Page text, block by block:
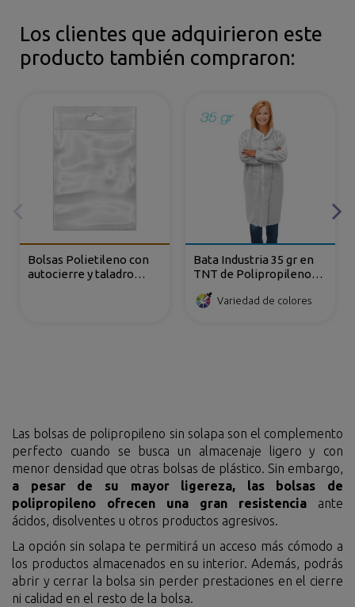
Los clientes que adquirieron este
producto también compraron:
Bolsas Polietileno con
autocierre y taladro
Bata Industria 35 gr en
TNT de Polipropileno
Variedad de colores
Las bolsas de polipropileno sin solapa son el complemento
perfecto cuando se busca un almacenaje ligero y con
menor densidad que otras bolsas de plástico. Sin embargo,
a pesar de su mayor ligereza, las bolsas de
polipropileno ofrecen una gran resistencia ante
ácidos, disolventes u otros productos agresivos.
La opción sin solapa te permitirá un acceso más cómodo a
los productos almacenados en su interior. Además, podrás
abrir y cerrar la bolsa sin perder prestaciones en el cierre
ni calidad en el resto de la bolsa.